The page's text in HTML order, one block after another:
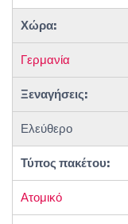
Χώρα:
Γερμανία
Ξεναγήσεις:
Ελεύθερο
Τύπος πακέτου:
Ατομικό